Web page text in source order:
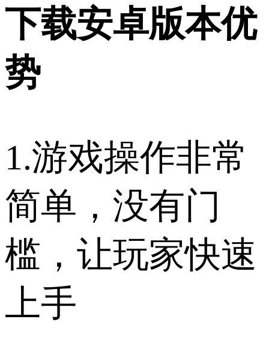
下载安卓版本优
势
1.游戏操作非常
简单，没有门
槛，让玩家快速
上手